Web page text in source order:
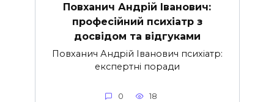
Повханич Андрій Іванович:
професійний психіатр з
досвідом та відгуками
Повханич Андрій Іванович психіатр:
експертні поради
0 18